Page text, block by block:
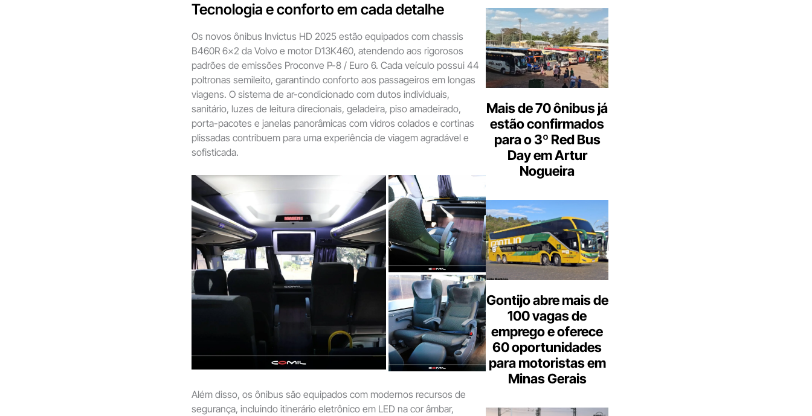
Tecnologia e conforto em cada detalhe
Os novos ônibus Invictus HD 2025 estão equipados com chassis
B460R 6×2 da Volvo e motor D13K460, atendendo aos rigorosos
padrões de emissões Proconve P-8 / Euro 6. Cada veículo possui 44
poltronas semileito, garantindo conforto aos passageiros em longas
viagens. O sistema de ar-condicionado com dutos individuais,
sanitário, luzes de leitura direcionais, geladeira, piso amadeirado,
porta-pacotes e janelas panorâmicas com vidros colados e cortinas
plissadas contribuem para uma experiência de viagem agradável e
sofisticada.
Além disso, os ônibus são equipados com modernos recursos de
segurança, incluindo itinerário eletrônico em LED na cor âmbar,
Mais de 70 ônibus já
estão confirmados
para o 3º Red Bus
Day em Artur
Nogueira
Gontijo abre mais de
100 vagas de
emprego e oferece
60 oportunidades
para motoristas em
Minas Gerais